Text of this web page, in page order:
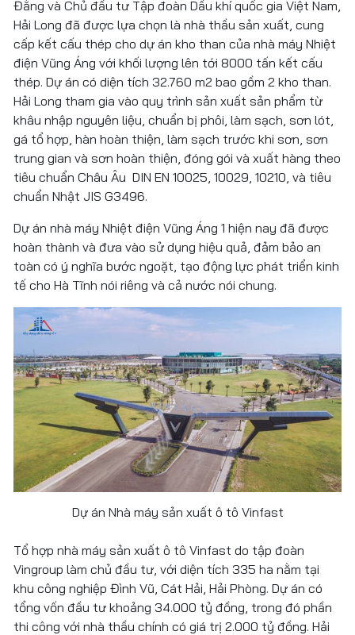
Đằng và Chủ đầu tư Tập đoàn Dầu khí quốc gia Việt Nam,
Hải Long đã được lựa chọn là nhà thầu sản xuất, cung
cấp kết cấu thép cho dự án kho than của nhà máy Nhiệt
điện Vũng Áng với khối lượng lên tới 8000 tấn kết cấu
thép. Dự án có diện tích 32.760 m2 bao gồm 2 kho than.
Hải Long tham gia vào quy trình sản xuất sản phẩm từ
khâu nhập nguyên liệu, chuẩn bị phôi, làm sạch, sơn lót,
gá tổ hợp, hàn hoàn thiện, làm sạch trước khi sơn, sơn
trung gian và sơn hoàn thiện, đóng gói và xuất hàng theo
tiêu chuẩn Châu Âu DIN EN 10025, 10029, 10210, và tiêu
chuẩn Nhật JIS G3496.
Dự án nhà máy Nhiệt điện Vũng Áng 1 hiện nay đã được
hoàn thành và đưa vào sử dụng hiệu quả, đảm bảo an
toàn có ý nghĩa bước ngoặt, tạo động lực phát triển kinh
tế cho Hà Tĩnh nói riêng và cả nước nói chung.
Dự án Nhà máy sản xuất ô tô Vinfast
Tổ hợp nhà máy sản xuất ô tô Vinfast do tập đoàn
Vingroup làm chủ đầu tư, với diện tích 335 ha nằm tại
khu công nghiệp Đình Vũ, Cát Hải, Hải Phòng. Dự án có
tổng vốn đầu tư khoảng 34.000 tỷ đồng, trong đó phần
thi công với nhà thầu chính có giá trị 2.000 tỷ đồng. Hải